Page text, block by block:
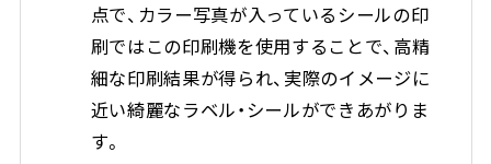
点で、カラー写真が入っているシールの印
刷ではこの印刷機を使用することで、高精
細な印刷結果が得られ、実際のイメージに
近い綺麗なラベル・シールができあがりま
す。